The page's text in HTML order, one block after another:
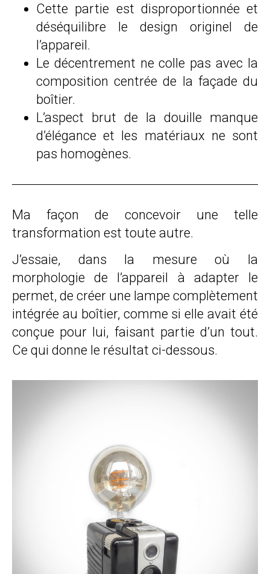
Cette partie est disproportionnée et
déséquilibre le design originel de
l’appareil.
Le décentrement ne colle pas avec la
composition centrée de la façade du
boîtier.
L’aspect brut de la douille manque
d’élégance et les matériaux ne sont
pas homogènes.
Ma façon de concevoir une telle
transformation est toute autre.
J’essaie, dans la mesure où la
morphologie de l’appareil à adapter le
permet, de créer une lampe complètement
intégrée au boîtier, comme si elle avait été
conçue pour lui, faisant partie d’un tout.
Ce qui donne le résultat ci-dessous.